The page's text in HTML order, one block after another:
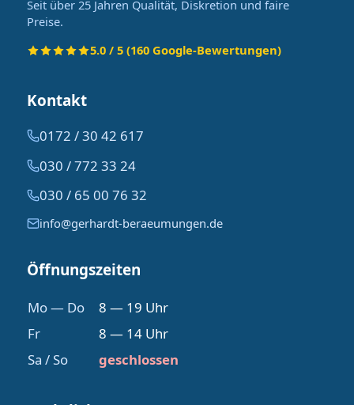
Seit über 25 Jahren Qualität, Diskretion und faire
Preise.
5.0 / 5 (160 Google-Bewertungen)
Kontakt
0172 / 30 42 617
030 / 772 33 24
030 / 65 00 76 32
info@gerhardt-beraeumungen.de
Öffnungszeiten
Mo — Do
8 — 19 Uhr
Fr
8 — 14 Uhr
Sa / So
geschlossen